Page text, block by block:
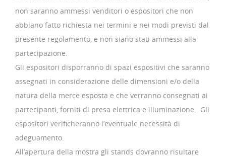
non saranno ammessi venditori o espositori che non
abbiano fatto richiesta nei termini e nei modi previsti dal
presente regolamento, e non siano stati ammessi alla
partecipazione.
Gli espositori disporranno di spazi espositivi che saranno
assegnati in considerazione delle dimensioni e/o della
natura della merce esposta e che verranno consegnati ai
partecipanti, forniti di presa elettrica e illuminazione. Gli
espositori verificheranno l’eventuale necessità di
adeguamento.
All’apertura della mostra gli stands dovranno risultare